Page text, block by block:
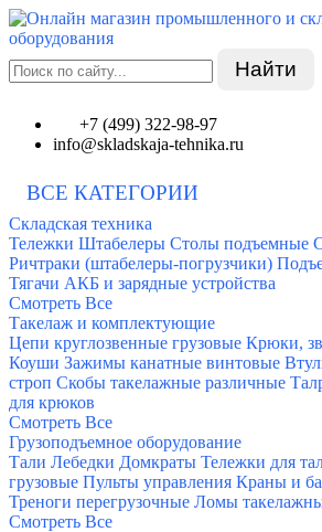
Найти
+7 (499) 322-98-97
info@skladskaja-tehnika.ru
ВСЕ КАТЕГОРИИ
Складская техника
Тележки Штабелеры Столы подъемные
Ричтраки (штабелеры-погрузчики)
Тягачи АКБ и зарядные устройства
Смотреть Все
Такелаж и комплектующие
Цепи круглозвенные грузовые Крюки,
Коуши Зажимы канатные винтовые
строп Скобы такелажные различные
для крюков
Смотреть Все
Грузоподъемное оборудование
Тали Лебедки Домкраты Тележки для
грузовые Пульты управления Краны и
Треноги перегрузочные Ломы
Смотреть Все